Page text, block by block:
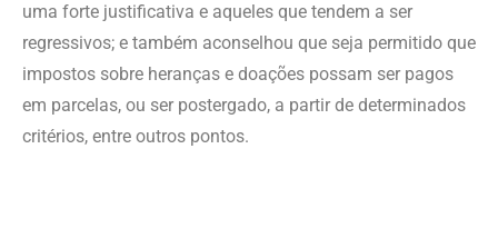
uma forte justificativa e aqueles que tendem a ser
regressivos; e também aconselhou que seja permitido que
impostos sobre heranças e doações possam ser pagos
em parcelas, ou ser postergado, a partir de determinados
critérios, entre outros pontos.